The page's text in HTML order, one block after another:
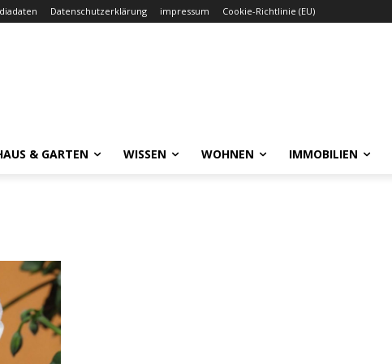
Datenschutzerklärung impressum Cookie-Richtlinie (EU)
& GARTEN WISSEN WOHNEN IMMOBILIEN